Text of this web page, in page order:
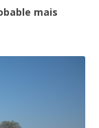
mais